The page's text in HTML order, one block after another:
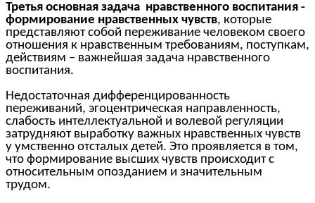
Третья основная задача нравственного воспитания -
формирование нравственных чувств, которые
представляют собой переживание человеком своего
отношения к нравственным требованиям, поступкам,
действиям – важнейшая задача нравственного
воспитания.
Недостаточная дифференцированность
переживаний, эгоцентрическая направленность,
слабость интеллектуальной и волевой регуляции
затрудняют выработку важных нравственных чувств
у умственно отсталых детей. Это проявляется в том,
что формирование высших чувств происходит с
относительным опозданием и значительным
трудом.